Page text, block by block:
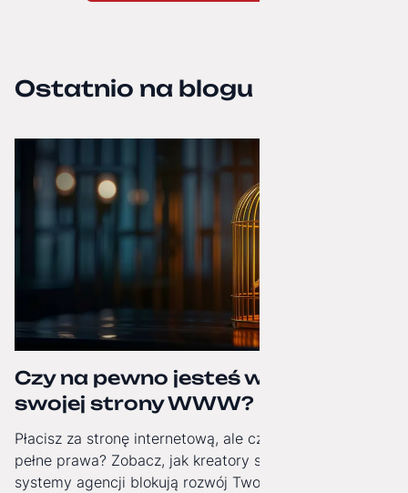
Ostatnio na blogu
Czy na pewno jesteś właścicielem
swojej strony WWW?
Płacisz za stronę internetową, ale czy masz do niej
pełne prawa? Zobacz, jak kreatory stron i zamknięte
systemy agencji blokują rozwój Twojej firmy i jak